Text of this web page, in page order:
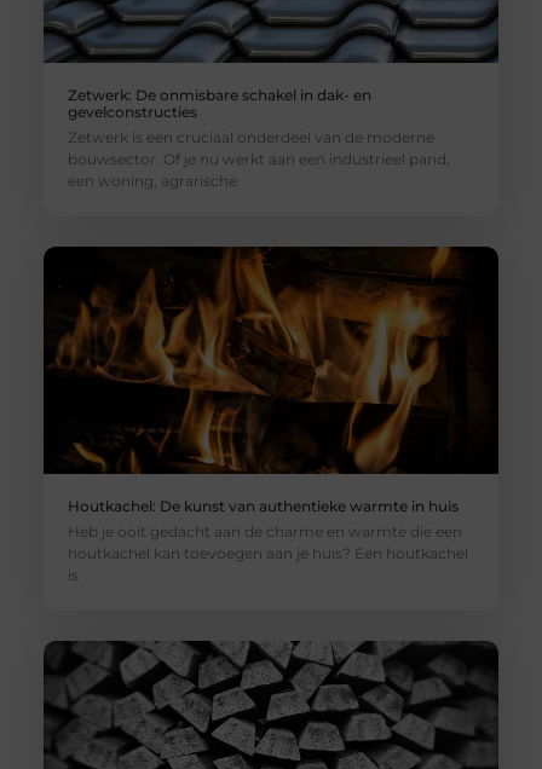
Zetwerk: De onmisbare schakel in dak- en
gevelconstructies
Zetwerk is een cruciaal onderdeel van de moderne
bouwsector. Of je nu werkt aan een industrieel pand,
een woning, agrarische
Houtkachel: De kunst van authentieke warmte in huis
Heb je ooit gedacht aan de charme en warmte die een
houtkachel kan toevoegen aan je huis? Een houtkachel
is